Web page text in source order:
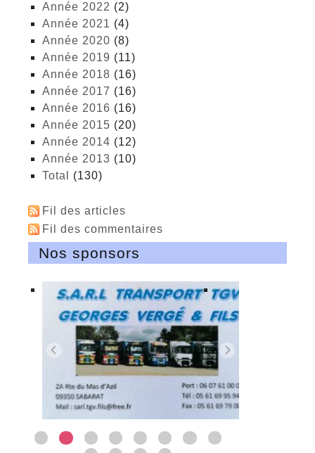
année 2022 (2)
année 2021 (4)
année 2020 (8)
année 2019 (11)
année 2018 (16)
année 2017 (16)
année 2016 (16)
année 2015 (20)
année 2014 (12)
année 2013 (10)
total (130)
Fil des articles
Fil des commentaires
Nos sponsors